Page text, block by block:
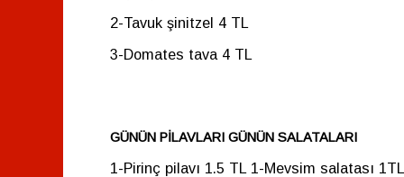
2-Tavuk şinitzel 4 TL
3-Domates tava 4 TL
GÜNÜN PİLAVLARI GÜNÜN SALATALARI
1-Pirinç pilavı 1.5 TL 1-Mevsim salatası 1TL